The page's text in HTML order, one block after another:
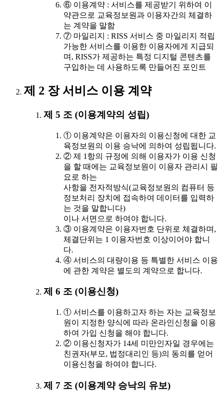
⑥ 이용계약 : 서비스를 제공받기 위하여 이
약관으로 교육정보원과 이용자간의 체결하
는 계약을 말함
⑦ 마일리지 : RISS 서비스 중 마일리지 적립
가능한 서비스를 이용한 이용자에게 지급되
며, RISS가 제공하는 특정 디지털 콘텐츠를
구입하는 데 사용하도록 만들어진 포인트
제 2 장 서비스 이용 계약
제 5 조 (이용계약의 성립)
① 이용계약은 이용자의 이용신청에 대한 교
육정보원의 이용 승낙에 의하여 성립됩니다.
② 제 1항의 규정에 의해 이용자가 이용 신청
을 할 때에는 교육정보원이 이용자 관리시 필
요로 하는
사항을 전자적방식(교육정보원의 컴퓨터 등
정보처리 장치에 접속하여 데이터를 입력하
는 것을 말합니다)
이나 서면으로 하여야 합니다.
③ 이용계약은 이용자번호 단위로 체결하며,
체결단위는 1 이용자번호 이상이어야 합니
다.
④ 서비스의 대량이용 등 특별한 서비스 이용
에 관한 계약은 별도의 계약으로 합니다.
제 6 조 (이용신청)
① 서비스를 이용하고자 하는 자는 교육정보
원이 지정한 양식에 따라 온라인신청을 이용
하여 가입 신청을 해야 합니다.
② 이용신청자가 14세 미만인자일 경우에는
친권자(부모, 법정대리인 등)의 동의를 얻어
이용신청을 하여야 합니다.
제 7 조 (이용계약 승낙의 유보)